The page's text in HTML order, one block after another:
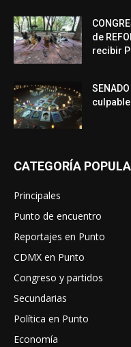
de
recibir
CATEGORÍA
Principales
Punto de encuentro
Reportajes en Punto
CDMX en Punto
Congreso y partidos
Secundarias
Política en Punto
Economía